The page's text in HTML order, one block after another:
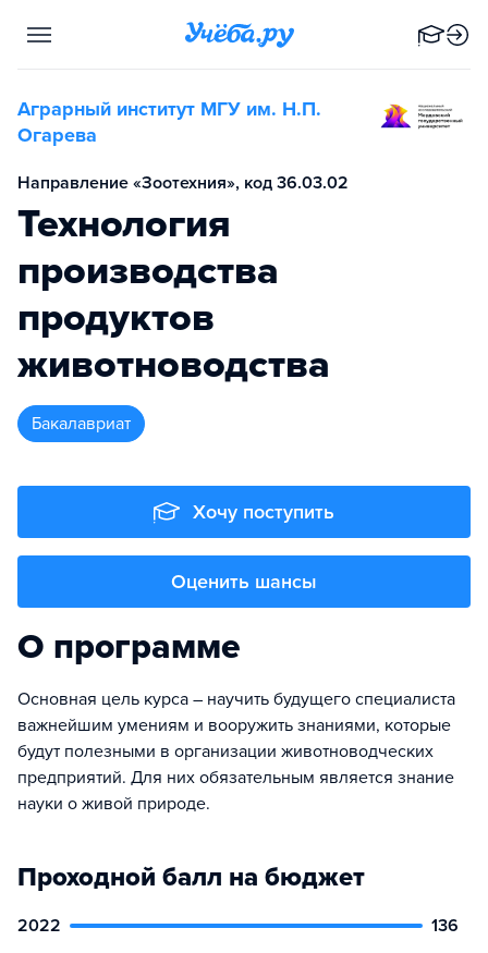
Аграрный институт МГУ им. Н.П.
Огарева
Направление «Зоотехния», код 36.03.02
Технология
производства
продуктов
животноводства
бакалавриат
Хочу поступить
Оценить шансы
О программе
Основная цель курса – научить будущего специалиста
важнейшим умениям и вооружить знаниями, которые
будут полезными в организации животноводческих
предприятий. Для них обязательным является знание
науки о живой природе.
Проходной балл на бюджет
2022
136